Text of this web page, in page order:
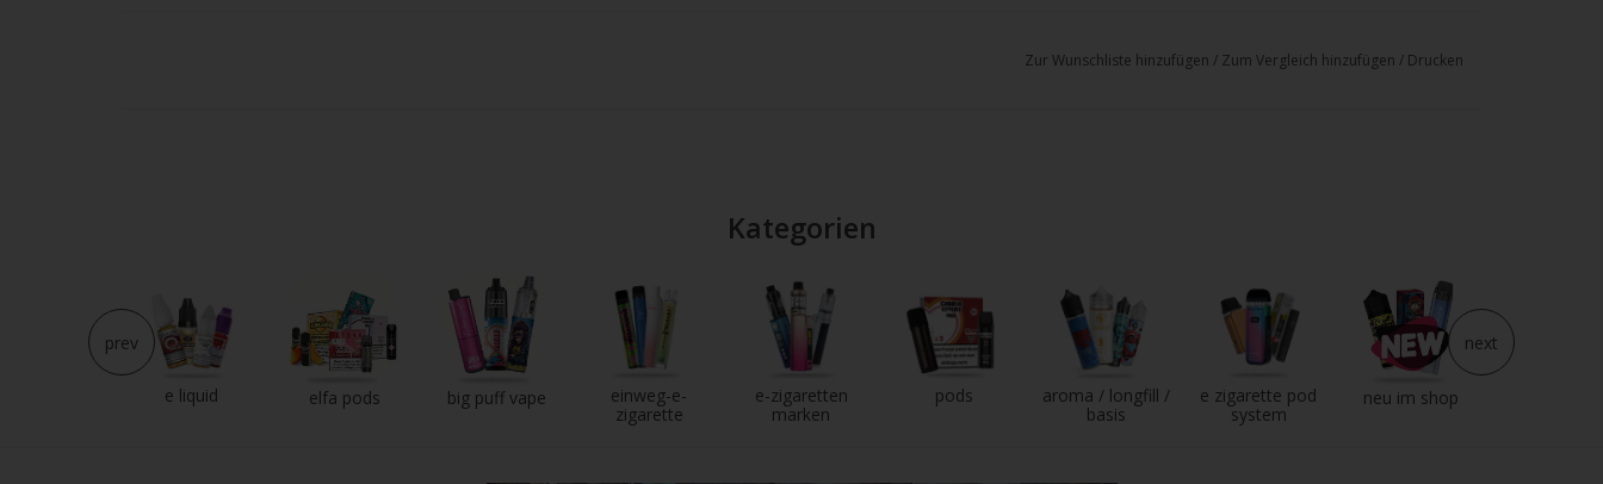
Zur Wunschliste hinzufügen / Zum Vergleich hinzufügen / Drucken
Kategorien
e liquid elfa pods big puff vape
einweg-e-
zigarette
e-zigaretten
marken
pods
aroma / longfill /
basis
e zigarette pod
system
neu im shop
prev next